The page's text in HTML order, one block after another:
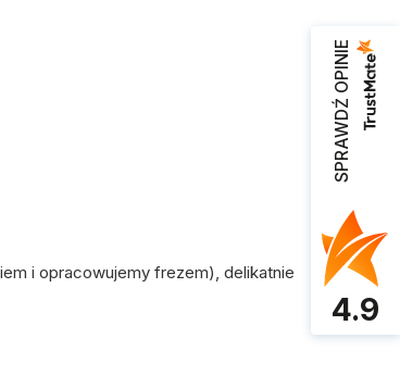
i opracowujemy frezem), delikatnie
SPRAWDŹ OPINIE
4.9